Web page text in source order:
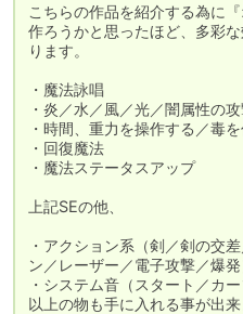
こちらの作品を紹介する為に
作ろうかと思ったほど、多彩
ります。
・魔法詠唱
・炎／水／風／光／闇属性の
・時間、重力を操作する／毒
・回復魔法
・魔法ステータスアップ
上記SEの他、
・アクション系（剣／剣の交
ン／レーザー／電子攻撃／爆発
・システム音（スタート／カ
以上の物も手に入れる事が出来